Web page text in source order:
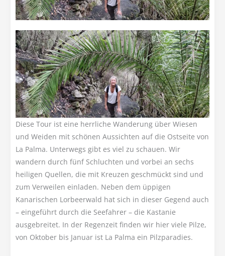
Diese Tour ist eine herrliche Wanderung über Wiesen
und Weiden mit schönen Aussichten auf die Ostseite von
La Palma. Unterwegs gibt es viel zu schauen. Wir
wandern durch fünf Schluchten und vorbei an sechs
heiligen Quellen, die mit Kreuzen geschmückt sind und
zum Verweilen einladen. Neben dem üppigen
Kanarischen Lorbeerwald hat sich in dieser Gegend auch
– eingeführt durch die Seefahrer – die Kastanie
ausgebreitet. In der Regenzeit finden wir hier viele Pilze,
von Oktober bis Januar ist La Palma ein Pilzparadies.